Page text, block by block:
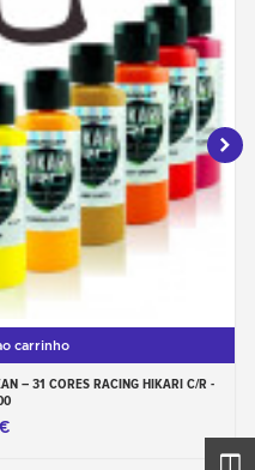
carrinho
– 31 CORES RACING HIKARI C/R -